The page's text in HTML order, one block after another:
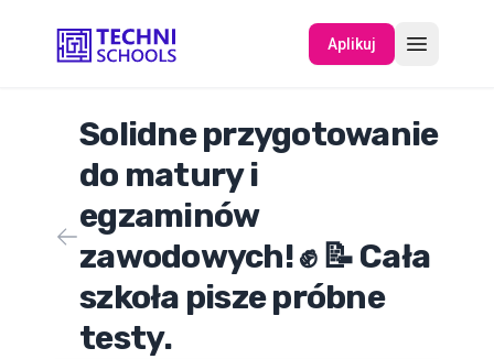
Aplikuj
O NAS
WYDARZENIA
Solidne przygotowanie
do matury i
egzaminów
zawodowych! ✊ 📝 Cała
szkoła pisze próbne
testy.